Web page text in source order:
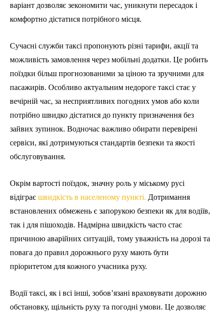
варіант дозволяє зекономити час, уникнути пересадок і
комфортно дістатися потрібного місця.
Сучасні служби таксі пропонують різні тарифи, акції та
можливість замовлення через мобільні додатки. Це робить
поїздки більш прогнозованими за ціною та зручними для
пасажирів. Особливо актуальним недороге таксі стає у
вечірній час, за несприятливих погодних умов або коли
потрібно швидко дістатися до пункту призначення без
зайвих зупинок. Водночас важливо обирати перевірені
сервіси, які дотримуються стандартів безпеки та якості
обслуговування.
Окрім вартості поїздок, значну роль у міському русі
відіграє швидкість в населеному пункті. Дотримання
встановлених обмежень є запорукою безпеки як для водіїв,
так і для пішоходів. Надмірна швидкість часто стає
причиною аварійних ситуацій, тому уважність на дорозі та
повага до правил дорожнього руху мають бути
пріоритетом для кожного учасника руху.
Водії таксі, як і всі інші, зобов’язані враховувати дорожню
обстановку, щільність руху та погодні умови. Це дозволяє